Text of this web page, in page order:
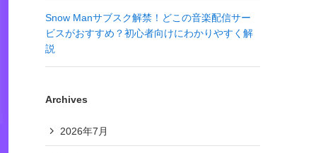
Snow Manサブスク解禁！どこの音楽配信サー
ビスがおすすめ？初心者向けにわかりやすく解
説
Archives
2026年7月